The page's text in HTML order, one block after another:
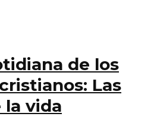
de los
Las
la vida